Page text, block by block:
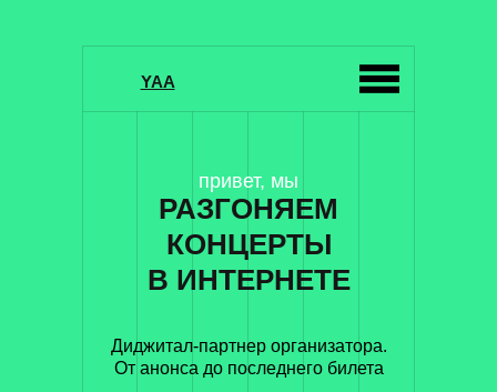
YAA
РАЗГОНЯЕМ
привет, мы
КОНЦЕРТЫ
Диджитал-партнер организатора.
От анонса до последнего билета
В ИНТЕРНЕТЕ